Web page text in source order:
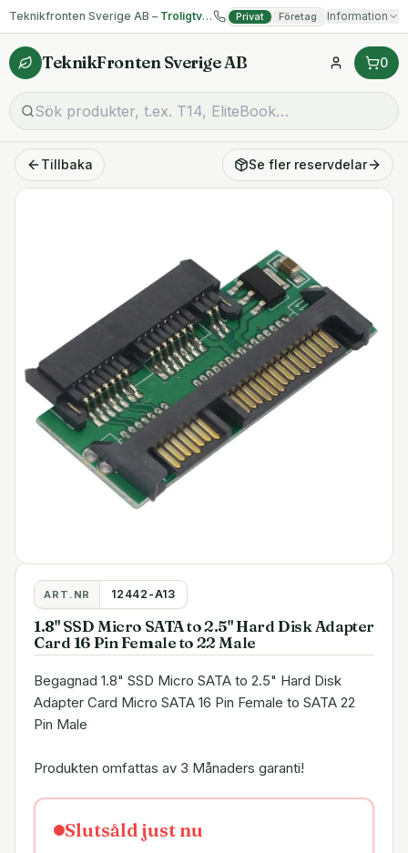
Teknikfronten Sverige AB – Troligtvis billigast på begagnad IT! Privat Företag Information
TeknikFronten Sverige AB 0
Tillbaka Se fler reservdelar
ART.NR 12442-A13
1.8" SSD Micro SATA to 2.5" Hard Disk Adapter
Card 16 Pin Female to 22 Male
Begagnad 1.8" SSD Micro SATA to 2.5" Hard Disk
Adapter Card Micro SATA 16 Pin Female to SATA 22
Pin Male
Produkten omfattas av 3 Månaders garanti!
Slutsåld just nu